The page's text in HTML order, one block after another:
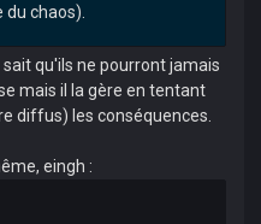
chaos).
qu'ils ne pourront jamais
mais il la gère en tentant
diffus) les conséquences.
eingh :